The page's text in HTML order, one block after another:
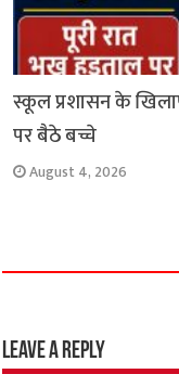
स्कूल प्रशासन के
पर बैठे बच्चे
August 4, 2026
Leave a Reply